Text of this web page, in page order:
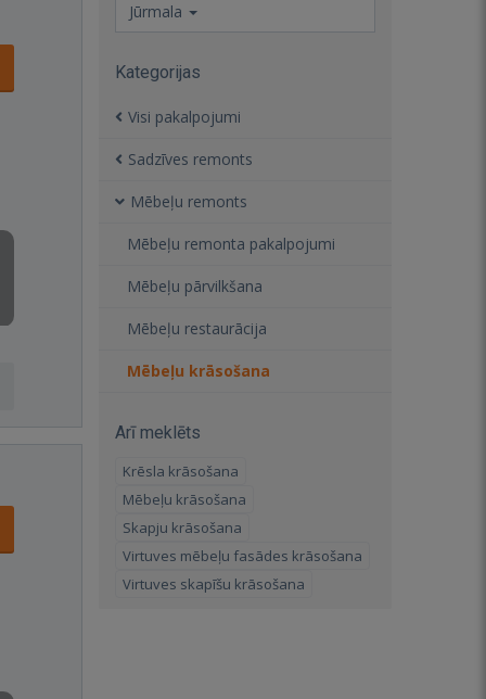
Jūrmala
Kategorijas
Visi pakalpojumi
Sadzīves remonts
Mēbeļu remonts
Mēbeļu remonta pakalpojumi
Mēbeļu pārvilkšana
Mēbeļu restaurācija
Mēbeļu krāsošana
Arī meklēts
Krēsla krāsošana
Mēbeļu krāsošana
Skapju krāsošana
Virtuves mēbeļu fasādes krāsošana
Virtuves skapīšu krāsošana